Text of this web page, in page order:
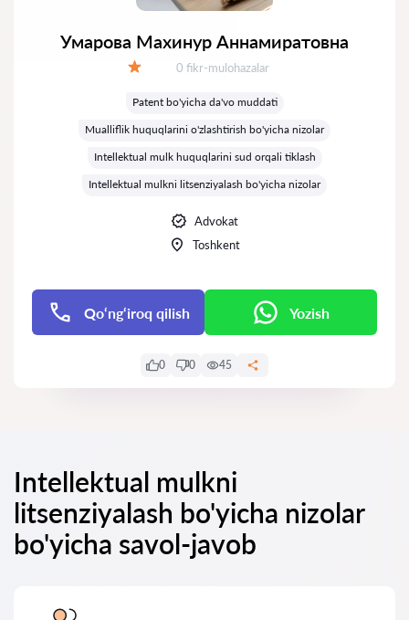
Умарова Махинур Аннамиратовна
Fikrlar:
0 fikr-mulohazalar
Patent bo'yicha da'vo muddati
Mualliflik huquqlarini o'zlashtirish bo'yicha nizolar
Intellektual mulk huquqlarini sud orqali tiklash
Intellektual mulkni litsenziyalash bo'yicha nizolar
Advokat
Toshkent
Qo‘ng‘iroq qilish Yozish
0 0 45
Intellektual mulkni
litsenziyalash bo'yicha nizolar
bo'yicha savol-javob